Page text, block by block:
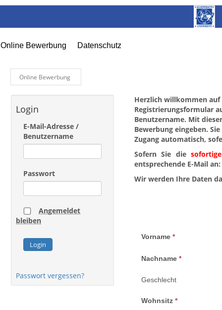
Online Bewerbung Datenschutz
Online Bewerbung
Login
E-Mail-Adresse /
Benutzername
Passwort
Angemeldet
bleiben
Login
Passwort vergessen?
Herzlich willkommen
Registrierungsformular
Benutzername. Mit
Bewerbung eingeben.
Zugang automatisch,
Sofern Sie diesofortige
entsprechende E-Mail
Wir werden Ihre Daten
Vorname
Nachname
Geschlecht
Wohnsitz